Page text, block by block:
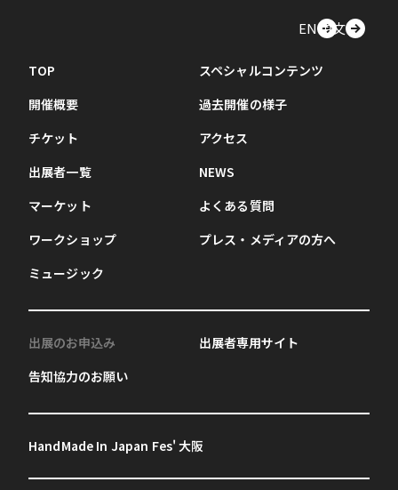
EN中文
TOP
開催概要
チケット
出展者一覧
マーケット
ワークショップ
ミュージック
スペシャルコンテンツ
過去開催の様子
アクセス
NEWS
よくある質問
プレス・メディアの方へ
出展のお申込み
告知協力のお願い
出展者専用サイト
HandMade In Japan Fes' 大阪